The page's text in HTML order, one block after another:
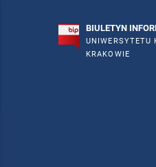
BIULETYN
UNIWERSYTETU
KRAKOWIE